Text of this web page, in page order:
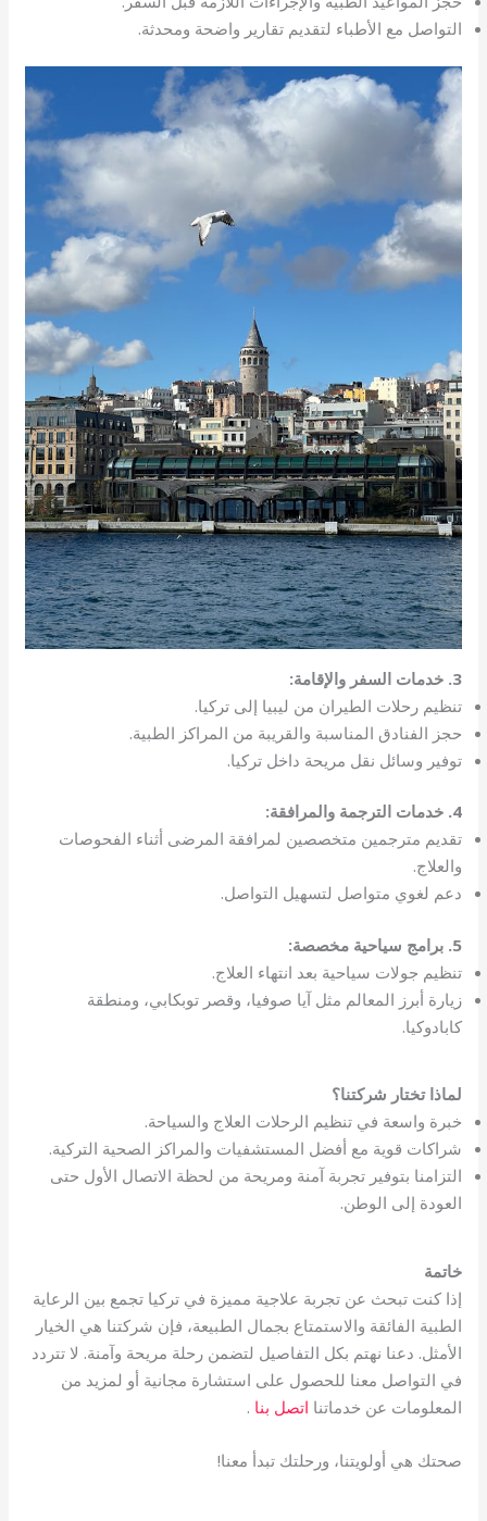
التواصل مع الأطباء لتقديم تقارير واضحة ومحدثة.
3. خدمات السفر والإقامة:
تنظيم رحلات الطيران من ليبيا إلى تركيا.
حجز الفنادق المناسبة والقريبة من المراكز الطبية.
توفير وسائل نقل مريحة داخل تركيا.
4. خدمات الترجمة والمرافقة:
تقديم مترجمين متخصصين لمرافقة المرضى أثناء الفحوصات
والعلاج.
دعم لغوي متواصل لتسهيل التواصل.
5. برامج سياحية مخصصة:
تنظيم جولات سياحية بعد انتهاء العلاج.
زيارة أبرز المعالم مثل آيا صوفيا، وقصر توبكابي، ومنطقة
كابادوكيا.
لماذا تختار شركتنا؟
خبرة واسعة في تنظيم الرحلات العلاج والسياحة.
شراكات قوية مع أفضل المستشفيات والمراكز الصحية التركية.
التزامنا بتوفير تجربة آمنة ومريحة من لحظة الاتصال الأول حتى
العودة إلى الوطن.
خاتمة
إذا كنت تبحث عن تجربة علاجية مميزة في تركيا تجمع بين الرعاية
الطبية الفائقة والاستمتاع بجمال الطبيعة، فإن شركتنا هي الخيار
الأمثل. دعنا نهتم بكل التفاصيل لتضمن رحلة مريحة وآمنة. لا تتردد
في التواصل معنا للحصول على استشارة مجانية أو لمزيد من
المعلومات عن خدماتنا اتصل بنا .
صحتك هي أولويتنا، ورحلتك تبدأ معنا!